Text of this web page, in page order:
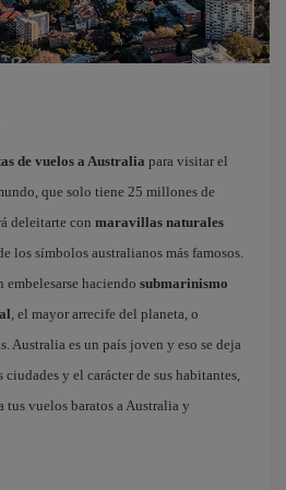
de vuelos a Australia para visitar el
que solo tiene 25 millones de
deleitarte con maravillas naturales
los símbolos australianos más famosos.
embelesarse haciendo submarinismo
, el mayor arrecife del planeta, o
Australia es un país joven y eso se deja
y el carácter de sus habitantes,
tus vuelos baratos a Australia y